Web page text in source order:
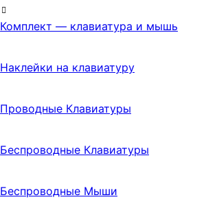
Комплект — клавиатура и мышь
Наклейки на клавиатуру
Проводные Клавиатуры
Беспроводные Клавиатуры
Беспроводные Мыши